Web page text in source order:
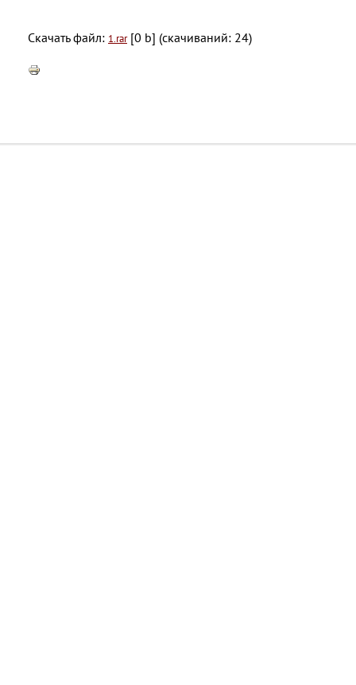
Скачать файл: 1.rar[0 b] (cкачиваний: 24)